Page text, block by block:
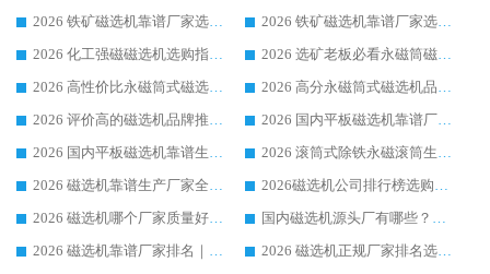
2026 铁矿磁选机靠谱厂家选购全攻略 行业标杆华体会手机网页版-华体会(中国) 设备性价比出众
2026 铁矿磁选机靠谱厂家选购指南，领域强者华体会手机网页版-华体会(中国) 铁矿磁选机性价比高
2026 化工强磁磁选机选购指南 5 家行业口碑靠谱厂家领域强者推荐
2026 选矿老板必看永磁筒磁选机推荐 行业头部品牌口碑设备选购全攻略
2026 高性价比永磁筒式磁选机品牌盘点 行业强者口碑实测选购完整指南
2026 高分永磁筒式磁选机品牌推荐 选矿设备强者对比测评采购避坑全攻略
2026 评价高的磁选机品牌推荐选购指南，永磁筒式磁选机设备领域强者全景行业口碑解析
2026 国内平板磁选机靠谱厂家排名 行业实测口碑设备按需选购全指南
2026 国内平板磁选机靠谱生产厂家推荐排名|行业口碑选购指南，领域强者按需选设备
2026 滚筒式除铁永磁滚筒生产厂家推荐排名|行业口碑选购指南，领域强者源头厂商精选
2026 磁选机靠谱生产厂家全梳理 分场景选型行业头部品牌选购参考攻略
2026磁选机公司排行榜选购指南|正规源头厂家推荐，领域强者高性价比靠谱信赖品牌
2026 磁选机哪个厂家质量好？十大靠谱磁电企业排名选购指南
国内磁选机源头厂有哪些？2026 综合实力排名与采购避坑技巧
2026 磁选机靠谱厂家排名｜华体会手机网页版-华体会(中国) 高性价比磁选机磁电品牌
2026 磁选机正规厂家排名选购指南|行业口碑信赖品牌推荐性价比高靠谱磁电企业